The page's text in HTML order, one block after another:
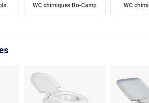
WC chimiques Bo-Camp WC